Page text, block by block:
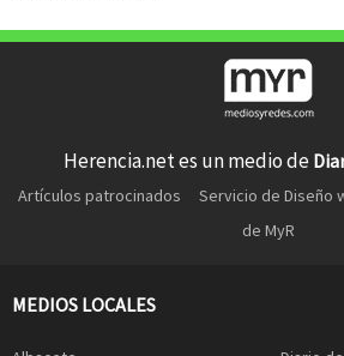
Herencia.net es un medio de
Artículos patrocinados Servicio de Diseño
de MyR
MEDIOS LOCALES